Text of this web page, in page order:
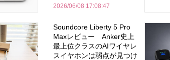
2026/06/08 17:08:47
Soundcore Liberty 5 Pro
Maxレビュー Anker史上
最上位クラスのAIワイヤレ
スイヤホンは弱点が見つけ